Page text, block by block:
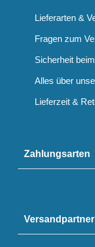
Lieferarten &
Fragen zum
Sicherheit
Alles über
Lieferzeit &
Zahlungsarten
Versandpartner